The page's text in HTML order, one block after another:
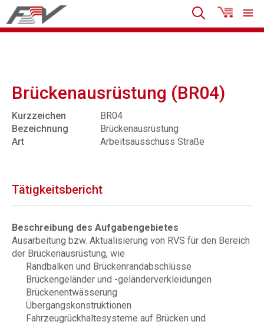
Brückenausrüstung (BR04)
Kurzzeichen
BR04
Bezeichnung
Brückenausrüstung
Art
Arbeitsausschuss Straße
Tätigkeitsbericht
Beschreibung des Aufgabengebietes
Ausarbeitung bzw. Aktualisierung von RVS für den Bereich
der Brückenausrüstung, wie
Randbalken und Brückenrandabschlüsse
Brückengeländer und -geländerverkleidungen
Brückenentwässerung
Übergangskonstruktionen
Fahrzeugrückhaltesysteme auf Brücken und